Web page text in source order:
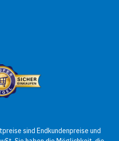
sind Endkundenpreise und